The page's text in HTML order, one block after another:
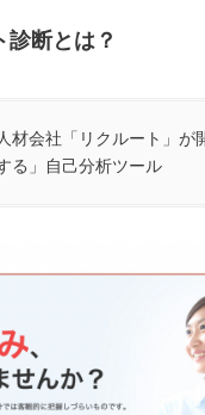
診断とは？
材会社「リクルート」が
る」自己分析ツール